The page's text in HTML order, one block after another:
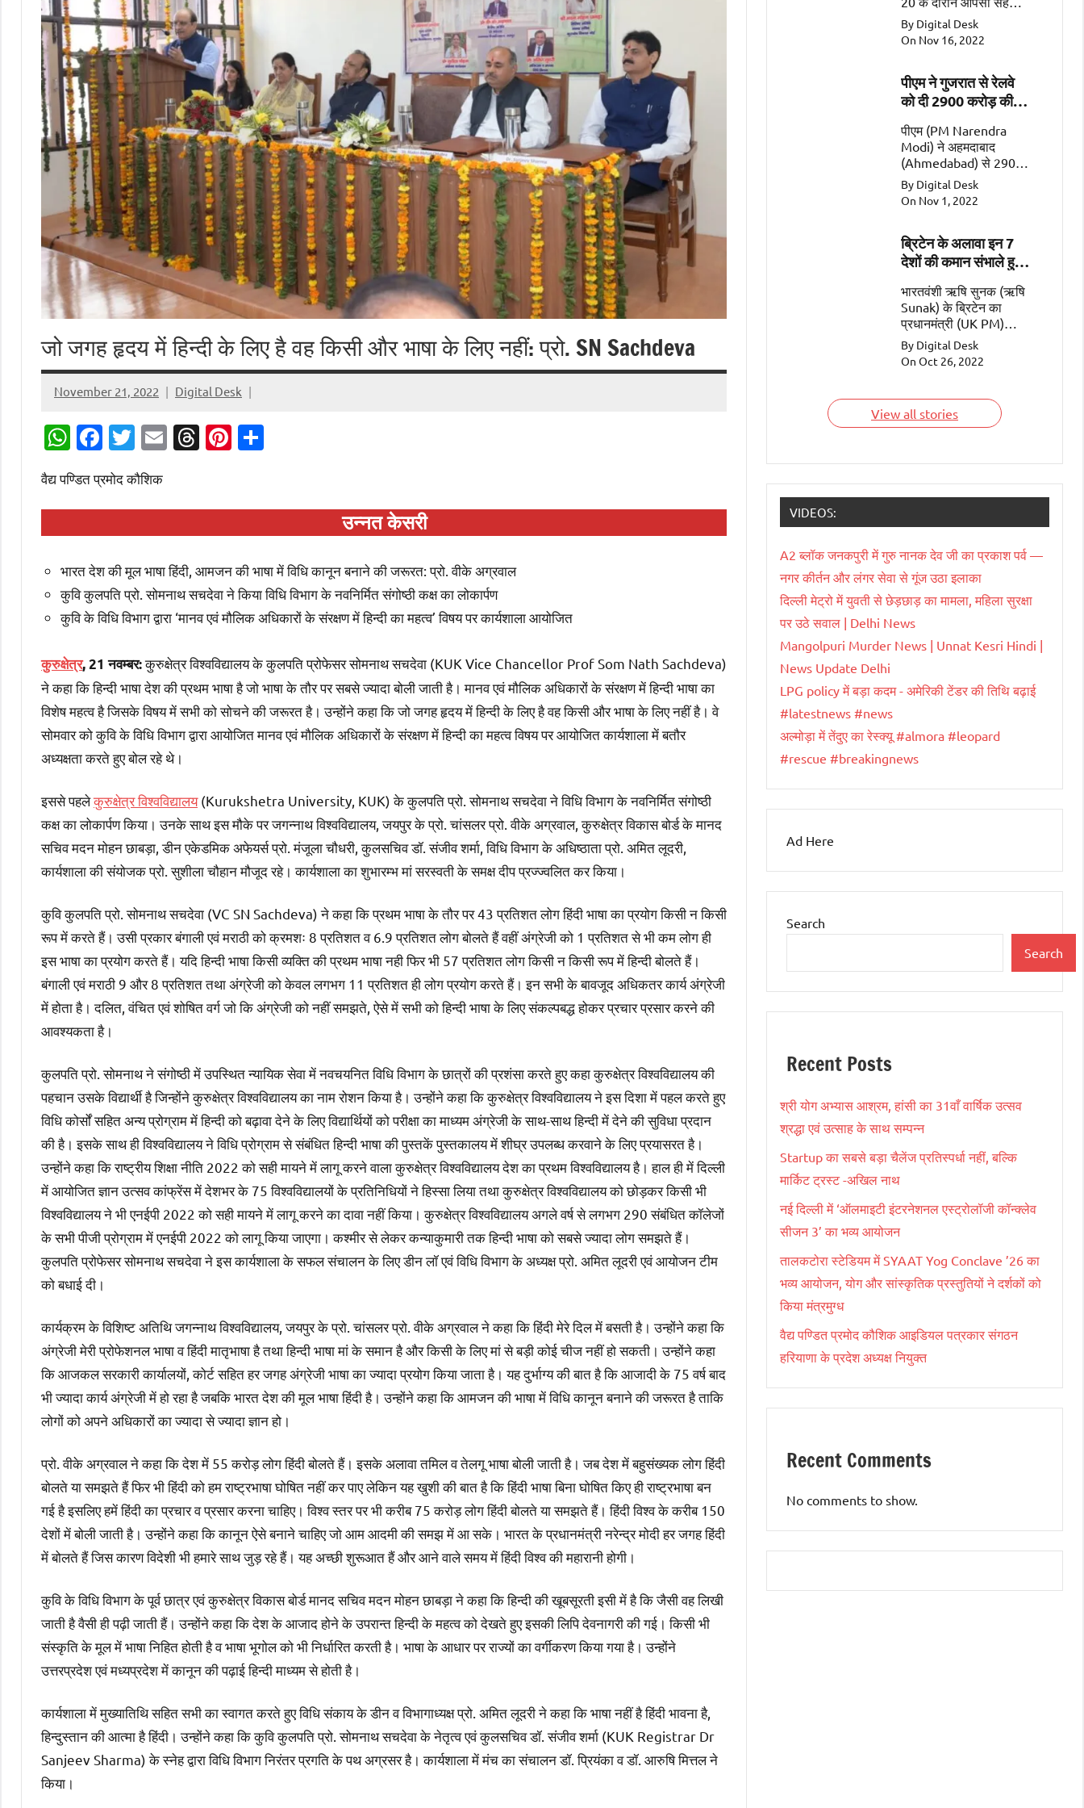
जो जगह हृदय में हिन्दी के लिए है वह किसी और भाषा के लिए नहीं: प्रो. SN Sachdeva
November 21, 2022 Digital Desk
WhatsApp
Facebook
Twitter
EmailThreads
Pinterest
वैद्य पण्डित प्रमोद कौशिक
उन्नत केसरी
भारत देश की मूल भाषा हिंदी, आमजन की भाषा में विधि कानून बनाने की जरूरत: प्रो. वीके अग्रवाल
कुवि कुलपति प्रो. सोमनाथ सचदेवा ने किया विधि विभाग के नवनिर्मित संगोष्ठी कक्ष का लोकार्पण
कुवि के विधि विभाग द्वारा ‘मानव एवं मौलिक अधिकारों के संरक्षण में हिन्दी का महत्व’ विषय पर कार्यशाला आयोजित
कुरुक्षेत्र, 21 नवम्बर:कुरुक्षेत्र विश्वविद्यालय के कुलपति प्रोफेसर सोमनाथ सचदेवा (KUK Vice Chancellor Prof Som Nath Sachdeva)
ने कहा कि हिन्दी भाषा देश की प्रथम भाषा है जो भाषा के तौर पर सबसे ज्यादा बोली जाती है। मानव एवं मौलिक अधिकारों के संरक्षण में हिन्दी भाषा का
विशेष महत्व है जिसके विषय में सभी को सोचने की जरूरत है। उन्होंने कहा कि जो जगह हृदय में हिन्दी के लिए है वह किसी और भाषा के लिए नहीं है। वे
सोमवार को कुवि के विधि विभाग द्वारा आयोजित मानव एवं मौलिक अधिकारों के संरक्षण में हिन्दी का महत्व विषय पर आयोजित कार्यशाला में बतौर
अध्यक्षता करते हुए बोल रहे थे।
इससे पहलेकुरुक्षेत्र विश्वविद्यालय(Kurukshetra University, KUK) के कुलपति प्रो. सोमनाथ सचदेवा ने विधि विभाग के नवनिर्मित संगोष्ठी
कक्ष का लोकार्पण किया। उनके साथ इस मौके पर जगन्नाथ विश्वविद्यालय, जयपुर के प्रो. चांसलर प्रो. वीके अग्रवाल, कुरुक्षेत्र विकास बोर्ड के मानद
सचिव मदन मोहन छाबड़ा, डीन एकेडमिक अफेयर्स प्रो. मंजूला चौधरी, कुलसचिव डॉ. संजीव शर्मा, विधि विभाग के अधिष्ठाता प्रो. अमित लूदरी,
कार्यशाला की संयोजक प्रो. सुशीला चौहान मौजूद रहे। कार्यशाला का शुभारम्भ मां सरस्वती के समक्ष दीप प्रज्ज्वलित कर किया।
कुवि कुलपति प्रो. सोमनाथ सचदेवा (VC SN Sachdeva) ने कहा कि प्रथम भाषा के तौर पर 43 प्रतिशत लोग हिंदी भाषा का प्रयोग किसी न किसी
रूप में करते हैं। उसी प्रकार बंगाली एवं मराठी को क्रमशः 8 प्रतिशत व 6.9 प्रतिशत लोग बोलते हैं वहीं अंग्रेजी को 1 प्रतिशत से भी कम लोग ही
इस भाषा का प्रयोग करते हैं। यदि हिन्दी भाषा किसी व्यक्ति की प्रथम भाषा नही फिर भी 57 प्रतिशत लोग किसी न किसी रूप में हिन्दी बोलते हैं।
बंगाली एवं मराठी 9 और 8 प्रतिशत तथा अंग्रेजी को केवल लगभग 11 प्रतिशत ही लोग प्रयोग करते हैं। इन सभी के बावजूद अधिकतर कार्य अंग्रेजी
में होता है। दलित, वंचित एवं शोषित वर्ग जो कि अंग्रेजी को नहीं समझते, ऐसे में सभी को हिन्दी भाषा के लिए संकल्पबद्ध होकर प्रचार प्रसार करने की
आवश्यकता है।
कुलपति प्रो. सोमनाथ ने संगोष्ठी में उपस्थित न्यायिक सेवा में नवचयनित विधि विभाग के छात्रों की प्रशंसा करते हुए कहा कुरुक्षेत्र विश्वविद्यालय की
पहचान उसके विद्यार्थी है जिन्होंने कुरुक्षेत्र विश्वविद्यालय का नाम रोशन किया है। उन्होंने कहा कि कुरुक्षेत्र विश्वविद्यालय ने इस दिशा में पहल करते हुए
विधि कोर्सों सहित अन्य प्रोग्राम में हिन्दी को बढ़ावा देने के लिए विद्यार्थियों को परीक्षा का माध्यम अंग्रेजी के साथ-साथ हिन्दी में देने की सुविधा प्रदान
की है। इसके साथ ही विश्वविद्यालय ने विधि प्रोग्राम से संबंधित हिन्दी भाषा की पुस्तकें पुस्तकालय में शीघ्र उपलब्ध करवाने के लिए प्रयासरत है।
उन्होंने कहा कि राष्ट्रीय शिक्षा नीति 2022 को सही मायने में लागू करने वाला कुरुक्षेत्र विश्वविद्यालय देश का प्रथम विश्वविद्यालय है। हाल ही में दिल्ली
में आयोजित ज्ञान उत्सव कांफ्रेंस में देशभर के 75 विश्वविद्यालयों के प्रतिनिधियों ने हिस्सा लिया तथा कुरुक्षेत्र विश्वविद्यालय को छोड़कर किसी भी
विश्वविद्यालय ने भी एनईपी 2022 को सही मायने में लागू करने का दावा नहीं किया। कुरुक्षेत्र विश्वविद्यालय अगले वर्ष से लगभग 290 संबंधित कॉलेजों
के सभी पीजी प्रोग्राम में एनईपी 2022 को लागू किया जाएगा। कश्मीर से लेकर कन्याकुमारी तक हिन्दी भाषा को सबसे ज्यादा लोग समझते हैं।
कुलपति प्रोफेसर सोमनाथ सचदेवा ने इस कार्यशाला के सफल संचालन के लिए डीन लॉ एवं विधि विभाग के अध्यक्ष प्रो. अमित लूदरी एवं आयोजन टीम
को बधाई दी।
कार्यक्रम के विशिष्ट अतिथि जगन्नाथ विश्वविद्यालय, जयपुर के प्रो. चांसलर प्रो. वीके अग्रवाल ने कहा कि हिंदी मेरे दिल में बसती है। उन्होंने कहा कि
अंग्रेजी मेरी प्रोफेशनल भाषा व हिंदी मातृभाषा है तथा हिन्दी भाषा मां के समान है और किसी के लिए मां से बड़ी कोई चीज नहीं हो सकती। उन्होंने कहा
कि आजकल सरकारी कार्यालयों, कोर्ट सहित हर जगह अंग्रेजी भाषा का ज्यादा प्रयोग किया जाता है। यह दुर्भाग्य की बात है कि आजादी के 75 वर्ष बाद
भी ज्यादा कार्य अंग्रेजी में हो रहा है जबकि भारत देश की मूल भाषा हिंदी है। उन्होंने कहा कि आमजन की भाषा में विधि कानून बनाने की जरूरत है ताकि
लोगों को अपने अधिकारों का ज्यादा से ज्यादा ज्ञान हो।
प्रो. वीके अग्रवाल ने कहा कि देश में 55 करोड़ लोग हिंदी बोलते हैं। इसके अलावा तमिल व तेलगू भाषा बोली जाती है। जब देश में बहुसंख्यक लोग हिंदी
बोलते या समझते हैं फिर भी हिंदी को हम राष्ट्रभाषा घोषित नहीं कर पाए लेकिन यह खुशी की बात है कि हिंदी भाषा बिना घोषित किए ही राष्ट्रभाषा बन
गई है इसलिए हमें हिंदी का प्रचार व प्रसार करना चाहिए। विश्व स्तर पर भी करीब 75 करोड़ लोग हिंदी बोलते या समझते हैं। हिंदी विश्व के करीब 150
देशों में बोली जाती है। उन्होंने कहा कि कानून ऐसे बनाने चाहिए जो आम आदमी की समझ में आ सके। भारत के प्रधानमंत्री नरेन्द्र मोदी हर जगह हिंदी
में बोलते हैं जिस कारण विदेशी भी हमारे साथ जुड़ रहे हैं। यह अच्छी शुरूआत हैं और आने वाले समय में हिंदी विश्व की महारानी होगी।
कुवि के विधि विभाग के पूर्व छात्र एवं कुरुक्षेत्र विकास बोर्ड मानद सचिव मदन मोहन छाबड़ा ने कहा कि हिन्दी की खूबसूरती इसी में है कि जैसी वह लिखी
जाती है वैसी ही पढ़ी जाती हैं। उन्होंने कहा कि देश के आजाद होने के उपरान्त हिन्दी के महत्व को देखते हुए इसकी लिपि देवनागरी की गई। किसी भी
संस्कृति के मूल में भाषा निहित होती है व भाषा भूगोल को भी निर्धारित करती है। भाषा के आधार पर राज्यों का वर्गीकरण किया गया है। उन्होंने
उत्तरप्रदेश एवं मध्यप्रदेश में कानून की पढ़ाई हिन्दी माध्यम से होती है।
कार्यशाला में मुख्यातिथि सहित सभी का स्वागत करते हुए विधि संकाय के डीन व विभागाध्यक्ष प्रो. अमित लूदरी ने कहा कि भाषा नहीं है हिंदी भावना है,
हिन्दुस्तान की आत्मा है हिंदी। उन्होंने कहा कि कुवि कुलपति प्रो. सोमनाथ सचदेवा के नेतृत्व एवं कुलसचिव डॉ. संजीव शर्मा (KUK Registrar Dr
Sanjeev Sharma) के स्नेह द्वारा विधि विभाग निरंतर प्रगति के पथ अग्रसर है। कार्यशाला में मंच का संचालन डॉ. प्रियंका व डॉ. आरुषि मित्तल ने
किया।
के महत्वपूर्ण क्षेत्रों जैसे कि
व्यापार, गतिशीलता, रक्षा और
सुरक्षा पर चर्चा की
By Digital Desk
On Nov 16, 2022
पीएम ने गुजरात से रेलवे
को दी 2900 करोड़ की
पीएम (PM Narendra
Modi) ने अहमदाबाद
(Ahmedabad) से 2900
करोड़ की 2 रेल
परियोजनाओं (Railway
Projects worth Rs
समर्पित।
By Digital Desk
On Nov 1, 2022
ब्रिटेन के अलावा इन 7
देशों की कमान संभाले हुए
भारतवंशी ऋषि सुनक (ऋषि
Sunak) के ब्रिटेन का
प्रधानमंत्री (UK PM)
बनना एक ऐतिहासिक पल
है। इसके अलावा सात ऐसे
देश हैं जिन्हें भारतवंशी चला
भारतवंशियों के बारे में।
By Digital Desk
On Oct 26, 2022
View all stories
VIDEOS:
A2 ब्लॉक जनकपुरी में गुरु नानक देव जी का प्रकाश पर्व —
नगर कीर्तन और लंगर सेवा से गूंज उठा इलाका
दिल्ली मेट्रो में युवती से छेड़छाड़ का मामला, महिला सुरक्षा
पर उठे सवाल | Delhi News
Mangolpuri Murder News | Unnat Kesri Hindi |
News Update Delhi
LPG policy में बड़ा कदम - अमेरिकी टेंडर की तिथि बढ़ाई
#latestnews #news
अल्मोड़ा में तेंदुए का रेस्क्यू #almora #leopard
#rescue #breakingnews
Ad Here
Search
Search
Recent Posts
श्री योग अभ्यास आश्रम, हांसी का 31वाँ वार्षिक उत्सव
श्रद्धा एवं उत्साह के साथ सम्पन्न
Startup का सबसे बड़ा चैलेंज प्रतिस्पर्धा नहीं, बल्कि
मार्किट ट्रस्ट -अखिल नाथ
नई दिल्ली में ‘ऑलमाइटी इंटरनेशनल एस्ट्रोलॉजी कॉन्क्लेव
सीजन 3’ का भव्य आयोजन
तालकटोरा स्टेडियम में SYAAT Yog Conclave ’26 का
भव्य आयोजन, योग और सांस्कृतिक प्रस्तुतियों ने दर्शकों को
किया मंत्रमुग्ध
वैद्य पण्डित प्रमोद कौशिक आइडियल पत्रकार संगठन
हरियाणा के प्रदेश अध्यक्ष नियुक्त
Recent Comments
No comments to show.